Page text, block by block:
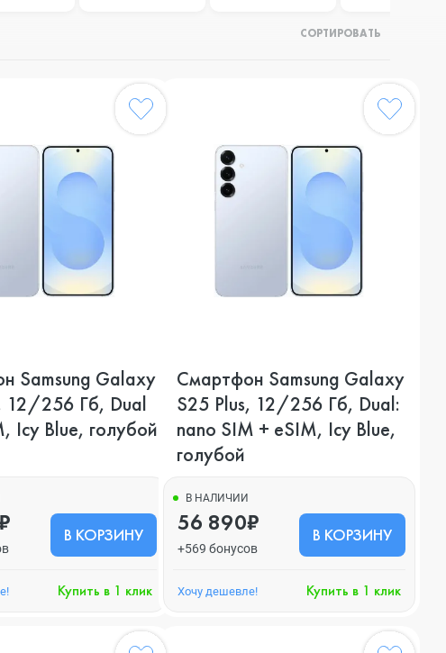
СОРТИРОВАТЬ
Samsung Galaxy
12/256 Гб, Dual
Icy Blue, голубой
В КОРЗИНУ
Купить в 1 клик
Смартфон Samsung Galaxy
S25 Plus, 12/256 Гб, Dual:
nano SIM + eSIM, Icy Blue,
голубой
В НАЛИЧИИ
56 890₽
+569 бонусов
В КОРЗИНУ
Хочу дешевле! Купить в 1 клик